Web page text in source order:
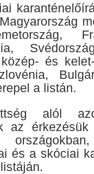
és
a listán.
alól
az
és a skóciai